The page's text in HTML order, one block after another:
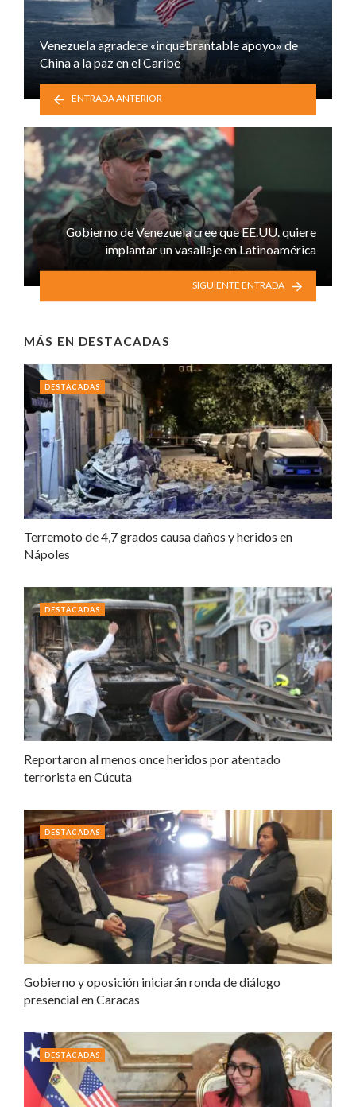
Venezuela agradece «inquebrantable apoyo» de
China a la paz en el Caribe
ENTRADA ANTERIOR
Gobierno de Venezuela cree que EE.UU. quiere
implantar un vasallaje en Latinoamérica
SIGUIENTE ENTRADA
MÁS EN DESTACADAS
Terremoto de 4,7 grados causa daños y heridos en
Nápoles
DESTACADAS
Reportaron al menos once heridos por atentado
terrorista en Cúcuta
DESTACADAS
Gobierno y oposición iniciarán ronda de diálogo
presencial en Caracas
DESTACADAS
DESTACADAS